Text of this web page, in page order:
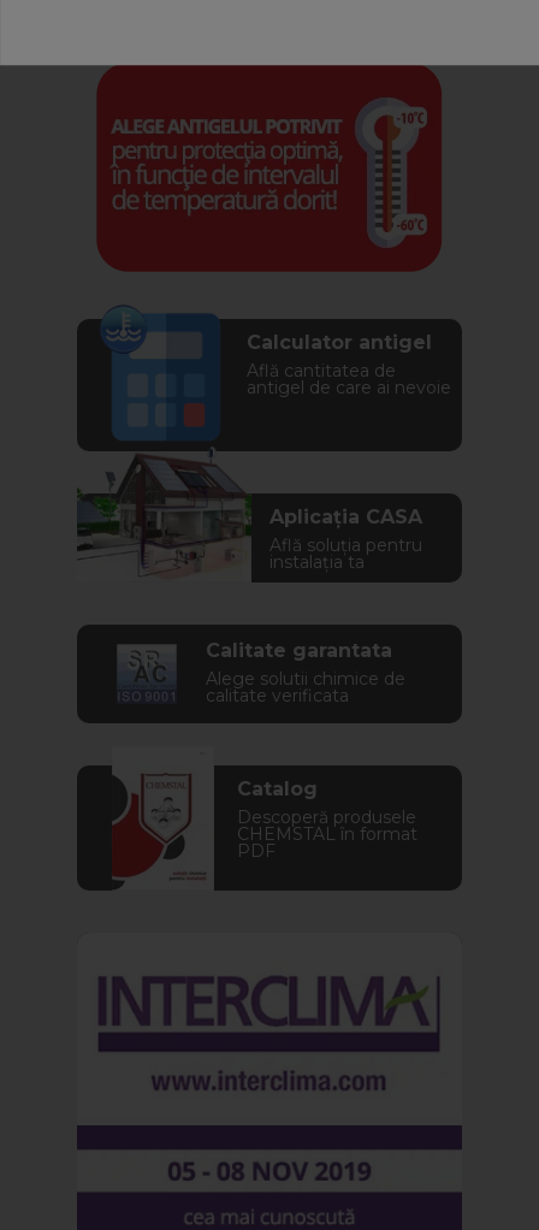
Calculator antigel
Află cantitatea de
antigel de care ai nevoie
Aplicația CASA
Află soluția pentru
instalația ta
Calitate garantata
Alege solutii chimice de
calitate verificata
Catalog
Descoperă produsele
CHEMSTAL în format
PDF